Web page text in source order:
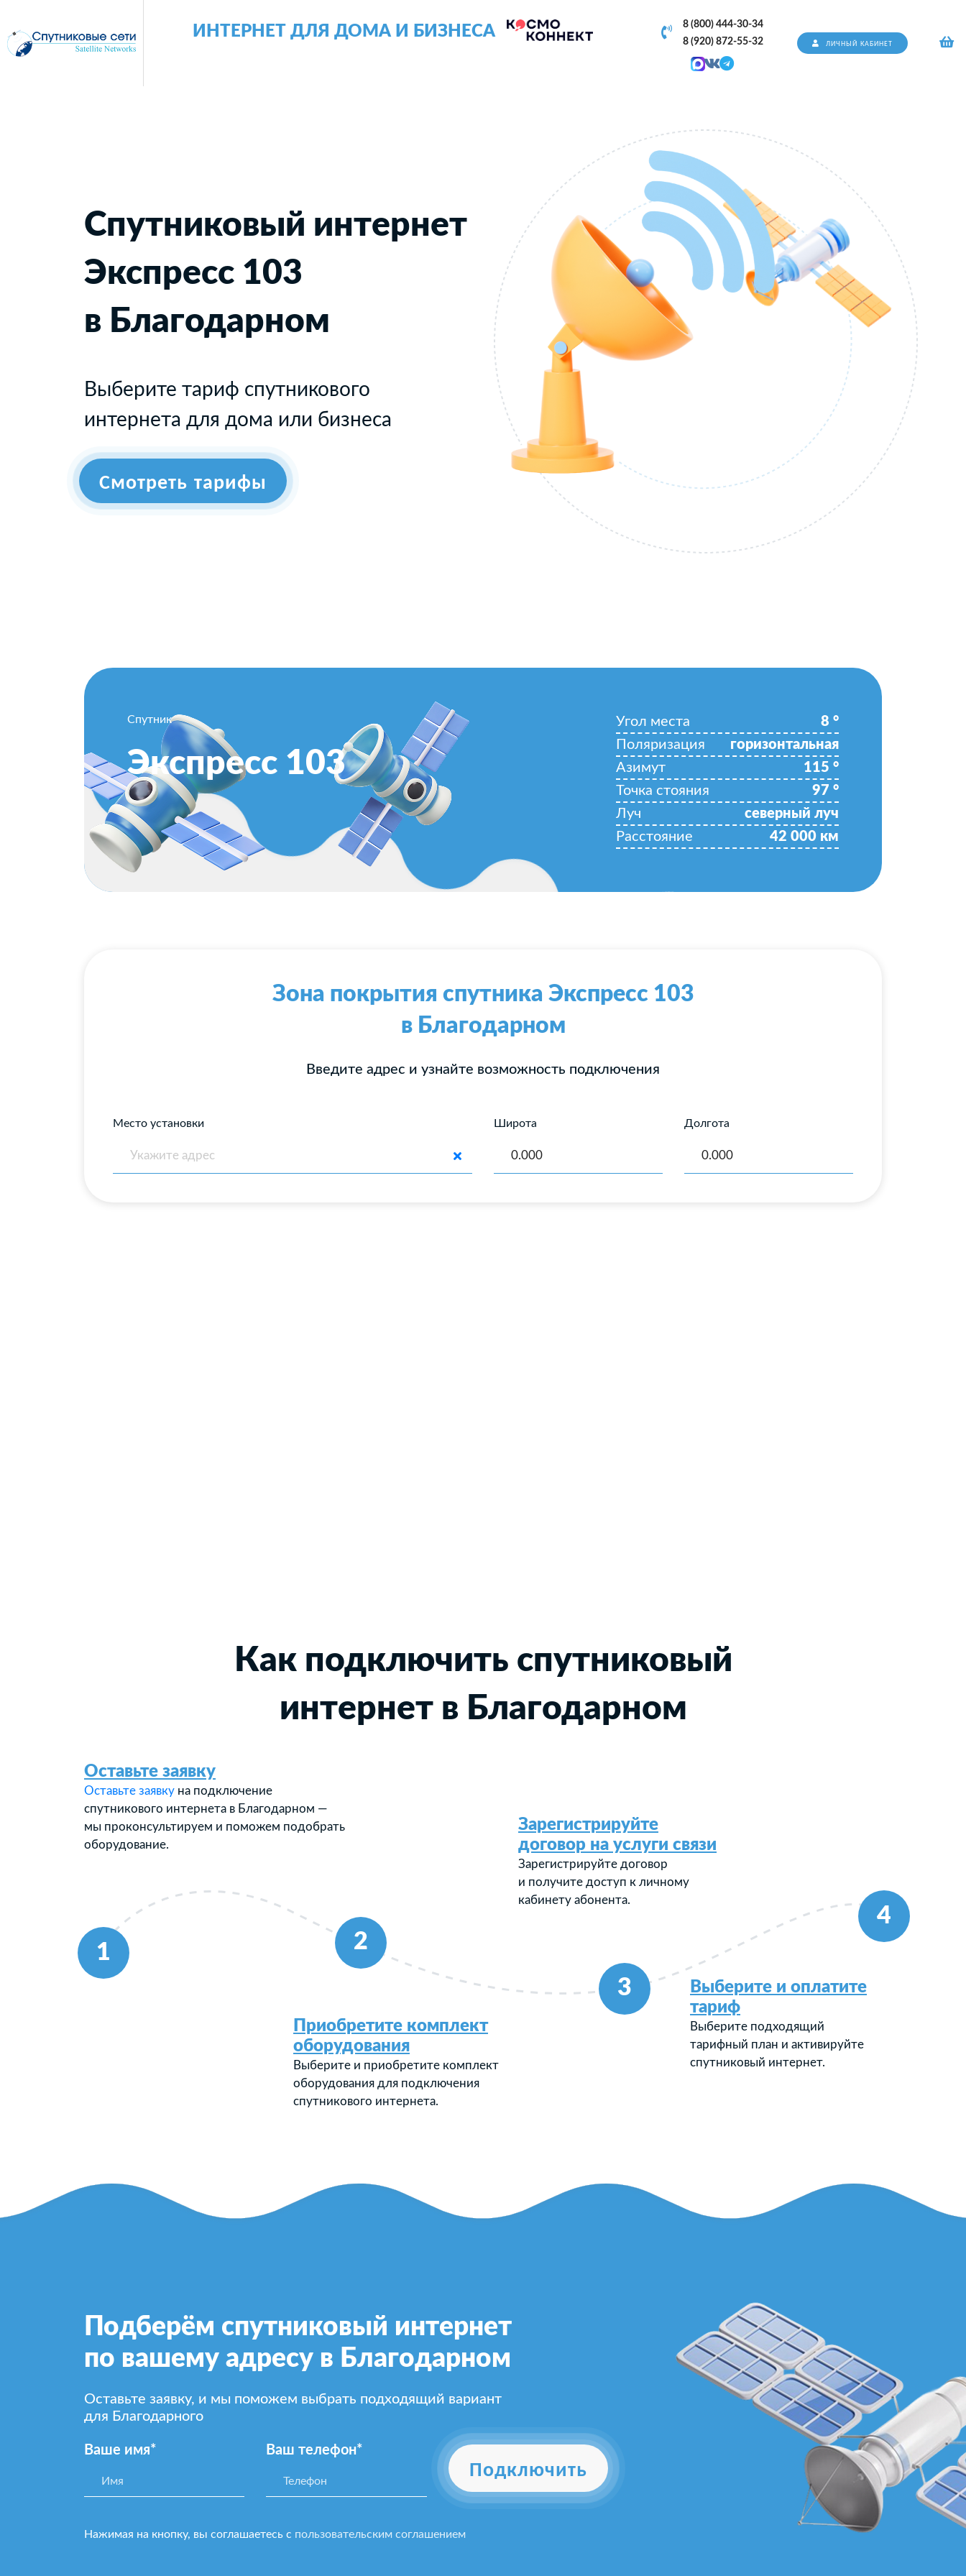
ИНТЕРНЕТ ДЛЯ ДОМА И БИЗНЕСА
8 (800) 444-30-34
8 (920) 872-55-32
ЛИЧНЫЙ КАБИНЕТ
Спутниковый интернет
Экспресс 103
в Благодарном
Выберите тариф спутникового
интернета для дома или бизнеса
Смотреть тарифы
Спутник
Экспресс 103
Угол места 8 °
Поляризация
горизонтальная
Азимут
115 °
Точка стояния
97 °
Луч
северный луч
Расстояние
42 000 км
Зона покрытия спутника Экспресс 103
в Благодарном
Введите адрес и узнайте возможность подключения
Место установки Широта Долгота
Как подключить спутниковый
интернет в Благодарном
1
2
3
4
Оставьте заявку
Оставьте заявку на подключение
спутникового интернета в Благодарном —
мы проконсультируем и поможем подобрать
оборудование.
Приобретите комплект
оборудования
Выберите и приобретите комплект
оборудования для подключения
спутникового интернета.
Зарегистрируйте
договор на услуги связи
Зарегистрируйте договор
и получите доступ к личному
кабинету абонента.
Выберите и оплатите
тариф
Выберите подходящий
тарифный план и активируйте
спутниковый интернет.
Подберём спутниковый интернет
по вашему адресу в Благодарном
Оставьте заявку, и мы поможем выбрать подходящий вариант
для Благодарного
Ваше имя* Ваш телефон*
Подключить
Нажимая на кнопку, вы соглашаетесь с пользовательским соглашением